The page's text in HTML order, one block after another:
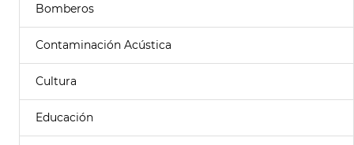
Bomberos
Contaminación Acústica
Cultura
Educación